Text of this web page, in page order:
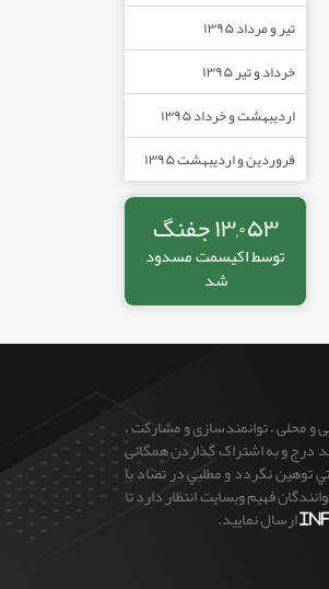
تیر و مرداد ۱۳۹۵
خرداد و تیر ۱۳۹۵
اردیبهشت و خرداد ۱۳۹۵
فروردین و اردیبهشت ۱۳۹۵
۱۳,۰۵۳ جفنگ
توسط اکیسمت مسدود
شد
و محلی ، توانمندسازی و مشارکت ،
درج و به اشتراک گذاردن همگانی
توهين نگردد و مطلبي در تضاد با
فهیم وبسایت انتظار دارد تا
ارسال نمایید.